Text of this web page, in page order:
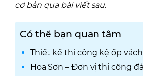
cơ bản qua bài viết sau.
Có thể bạn quan tâm
Thiết kế thi công kệ ốp
Hoa Sơn – Đơn vị thi công